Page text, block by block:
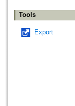
Tools
Export